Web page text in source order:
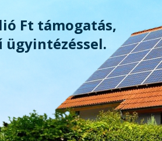
Ft támogatás,